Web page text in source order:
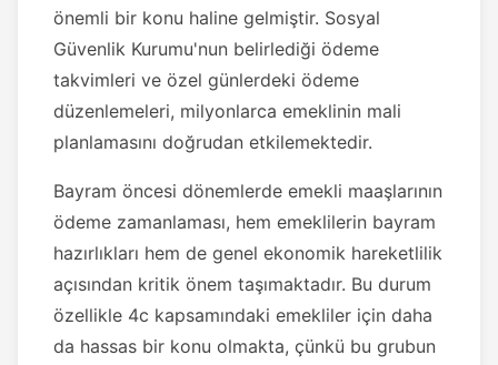
önemli bir konu haline gelmiştir. Sosyal
Güvenlik Kurumu'nun belirlediği ödeme
takvimleri ve özel günlerdeki ödeme
düzenlemeleri, milyonlarca emeklinin mali
planlamasını doğrudan etkilemektedir.
Bayram öncesi dönemlerde emekli maaşlarının
ödeme zamanlaması, hem emeklilerin bayram
hazırlıkları hem de genel ekonomik hareketlilik
açısından kritik önem taşımaktadır. Bu durum
özellikle 4c kapsamındaki emekliler için daha
da hassas bir konu olmakta, çünkü bu grubun